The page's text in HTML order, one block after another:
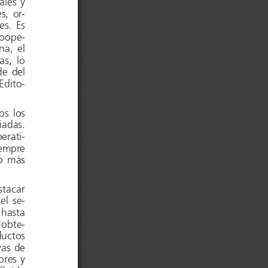
,  or-
  Es
-
,  el
lo
de
los
iadas.
erati-
más
l  se-
a
obte-
s
de
es y